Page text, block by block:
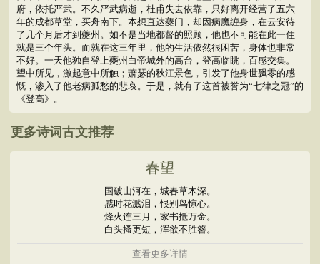
府，依托严武。不久严武病逝，杜甫失去依靠，只好离开经营了五六
年的成都草堂，买舟南下。本想直达夔门，却因病魔缠身，在云安待
了几个月后才到夔州。如不是当地都督的照顾，他也不可能在此一住
就是三个年头。而就在这三年里，他的生活依然很困苦，身体也非常
不好。一天他独自登上夔州白帝城外的高台，登高临眺，百感交集。
望中所见，激起意中所触；萧瑟的秋江景色，引发了他身世飘零的感
慨，渗入了他老病孤愁的悲哀。于是，就有了这首被誉为“七律之冠”的
《登高》。
更多诗词古文推荐
春望
国破山河在，城春草木深。
感时花溅泪，恨别鸟惊心。
烽火连三月，家书抵万金。
白头搔更短，浑欲不胜簪。
查看更多详情